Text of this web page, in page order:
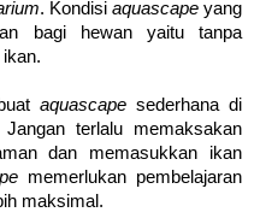
. Kondisi aquascape yang
bagi hewan yaitu tanpa
aquascape sederhana di
terlalu memaksakan
dan memasukkan ikan
memerlukan pembelajaran
maksimal.